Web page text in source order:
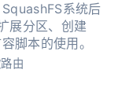
系统后
展分区、创建
脚本的使用。
由